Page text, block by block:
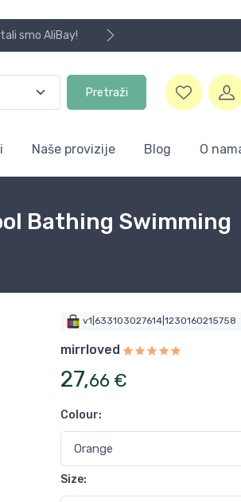
smo AliBay!
Pretraži
Naše provizije Blog O
Bathing Swimming
v1|633103027614|1230160215758
mirrloved
27,66 €
Colour:
Size: